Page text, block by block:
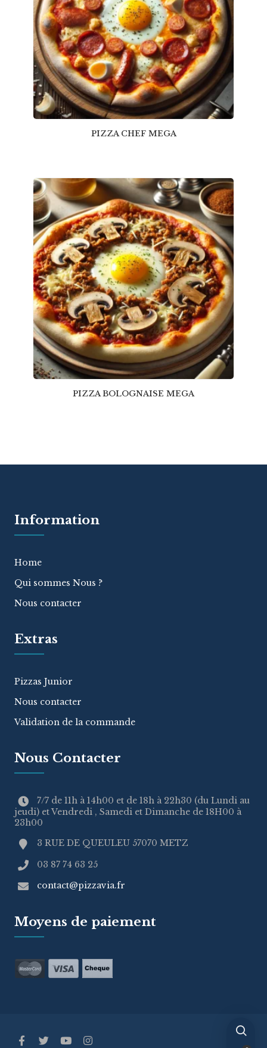
PIZZA CHEF MEGA
PIZZA BOLOGNAISE MEGA
Information
Home
Qui sommes Nous ?
Nous contacter
Extras
Pizzas Junior
Nous contacter
Validation de la commande
Nous Contacter
7/7 de 11h à 14h00 et de 18h à 22h30 (du Lundi au
jeudi) et Vendredi , Samedi et Dimanche de 18H00 à
23h00
3 RUE DE QUEULEU 57070 METZ
03 87 74 63 25
contact@pizzavia.fr
Moyens de paiement